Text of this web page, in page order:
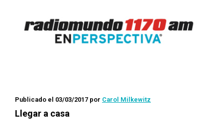
Publicado el 03/03/2017 por Carol Milkewitz
Llegar a casa